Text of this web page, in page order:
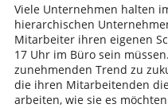
Viele Unternehmen halten
hierarchischen
Mitarbeiter ihren eigenen
17 Uhr im Büro sein
zunehmenden Trend zu
die ihren Mitarbeitenden
arbeiten, wie sie es